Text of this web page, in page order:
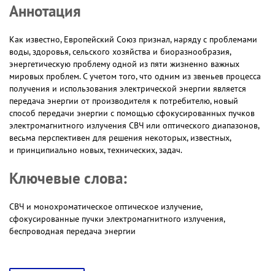
Аннотация
Как известно, Европейский Союз признал, наряду с проблемами
воды, здоровья, сельского хозяйства и биоразнообразия,
энергетическую проблему одной из пяти жизненно важных
мировых проблем. С учетом того, что одним из звеньев процесса
получения и использования электрической энергии является
передача энергии от производителя к потребителю, новый
способ передачи энергии с помощью сфокусированных пучков
электромагнитного излучения СВЧ или оптического диапазонов,
весьма перспективен для решения некоторых, известных,
и принципиально новых, технических, задач.
Ключевые слова:
СВЧ и монохроматическое оптическое излучение,
сфокусированные пучки электромагнитного излучения,
беспроводная передача энергии